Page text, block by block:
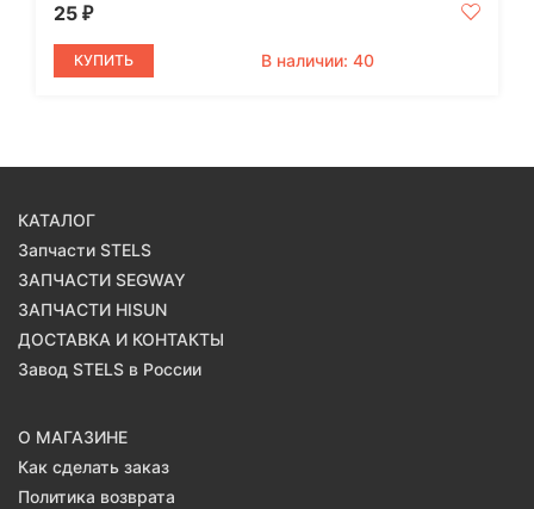
25 ₽
КУПИТЬ В наличии: 40
КАТАЛОГ
Запчасти STELS
ЗАПЧАСТИ SEGWAY
ЗАПЧАСТИ HISUN
ДОСТАВКА И КОНТАКТЫ
Завод STELS в России
О МАГАЗИНЕ
Как сделать заказ
Политика возврата